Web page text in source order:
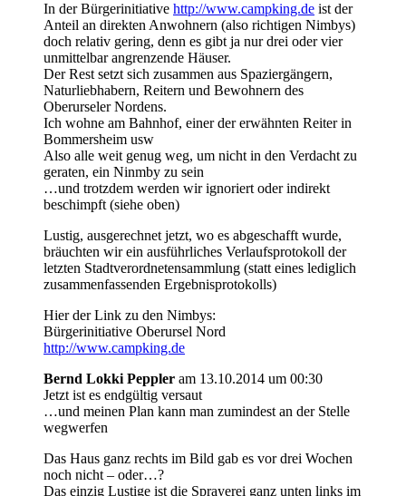
In der Bürgerinitiative http://www.campking.de ist der
Anteil an direkten Anwohnern (also richtigen Nimbys)
doch relativ gering, denn es gibt ja nur drei oder vier
unmittelbar angrenzende Häuser.
Der Rest setzt sich zusammen aus Spaziergängern,
Naturliebhabern, Reitern und Bewohnern des
Oberurseler Nordens.
Ich wohne am Bahnhof, einer der erwähnten Reiter in
Bommersheim usw
Also alle weit genug weg, um nicht in den Verdacht zu
geraten, ein Ninmby zu sein
…und trotzdem werden wir ignoriert oder indirekt
beschimpft (siehe oben)
Lustig, ausgerechnet jetzt, wo es abgeschafft wurde,
bräuchten wir ein ausführliches Verlaufsprotokoll der
letzten Stadtverordnetensammlung (statt eines lediglich
zusammenfassenden Ergebnisprotokolls)
Hier der Link zu den Nimbys:
Bürgerinitiative Oberursel Nord
http://www.campking.de
Bernd Lokki Peppler am 13.10.2014 um 00:30
Jetzt ist es endgültig versaut
…und meinen Plan kann man zumindest an der Stelle
wegwerfen
Das Haus ganz rechts im Bild gab es vor drei Wochen
noch nicht – oder…?
Das einzig Lustige ist die Sprayerei ganz unten links im